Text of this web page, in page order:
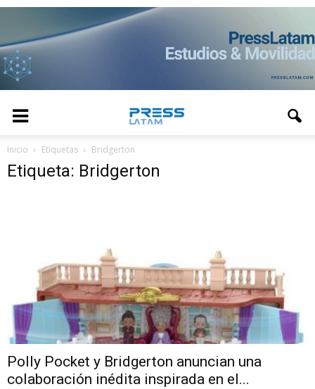
Inicio Etiquetas Bridgerton
Etiqueta: Bridgerton
Polly Pocket y Bridgerton anuncian una
colaboración inédita inspirada en el...